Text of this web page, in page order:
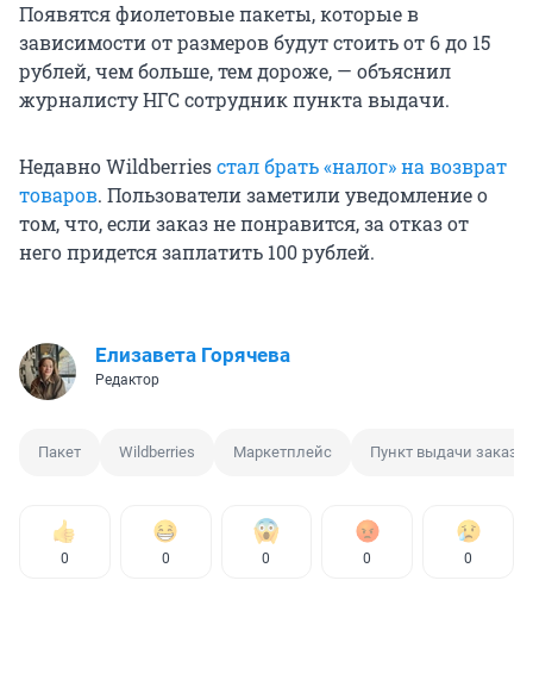
Появятся фиолетовые пакеты, которые в
зависимости от размеров будут стоить от 6 до 15
рублей, чем больше, тем дороже, — объяснил
журналисту НГС сотрудник пункта выдачи.
Недавно Wildberriesстал брать «налог» на возврат
товаров. Пользователи заметили уведомление о
том, что, если заказ не понравится, за отказ от
него придется заплатить 100 рублей.
Елизавета Горячева
Редактор
Пакет Wildberries Маркетплейс Пункт выдачи заказов
0 0 0 0 0